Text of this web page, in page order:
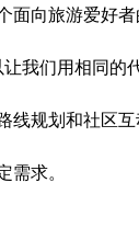
向旅游爱好
我们用相同的
线规划和社区
求。